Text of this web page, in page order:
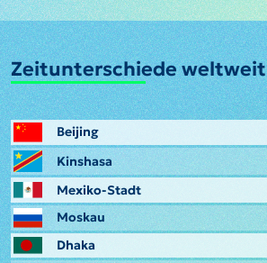
Zeitunterschiede weltweit
Beijing
Kinshasa
Mexiko-Stadt
Moskau
Dhaka